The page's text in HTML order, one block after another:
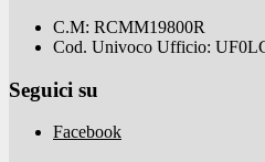
C.M: RCMM19800R
Cod. Univoco Ufficio:
Seguici su
Facebook